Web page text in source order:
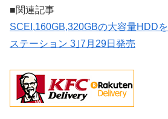
■関連記事
SCEI,160GB,320GBの大容量HDD
ステーション 3｣7月29日発売